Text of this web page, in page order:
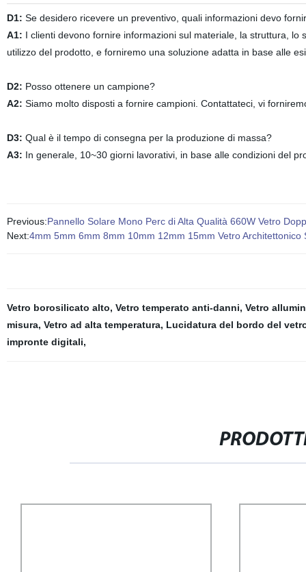
D1: Se desidero ricevere un preventivo, quali informazioni devo
A1: I clienti devono fornire informazioni sul materiale, la struttura,
utilizzo del prodotto, e forniremo una soluzione adatta in base alle
D2: Posso ottenere un campione?
A2: Siamo molto disposti a fornire campioni. Contattateci, vi
D3: Qual è il tempo di consegna per la produzione di massa?
A3: In generale, 10~30 giorni lavorativi, in base alle condizioni del
Previous:Pannello Solare Mono Perc di Alta Qualità 660W Vetro
Next:4mm 5mm 6mm 8mm 10mm 12mm 15mm Vetro
Vetro borosilicato alto, Vetro temperato anti-danni, Vetro
misura, Vetro ad alta temperatura, Lucidatura del bordo del
impronte digitali,